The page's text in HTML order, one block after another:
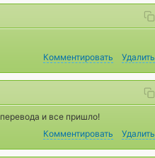
Комментировать
Удалить
и все пришло!
Комментировать
Удалить